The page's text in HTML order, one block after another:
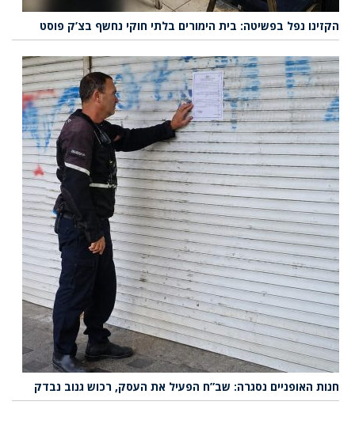
הקזינו נפל בפשיטה: בית הימורים בלתי חוקי נחשף בצ’ק פוסט
חנות האופניים נסגרה: שב”ח הפעיל את העסק, רכוש גנוב נבדק